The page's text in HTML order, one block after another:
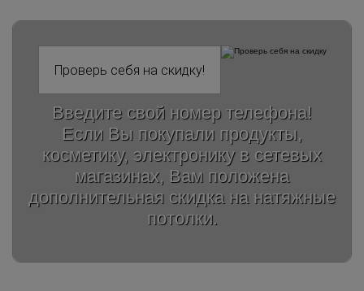
Введите свой номер телефона!
Если Вы покупали продукты,
косметику, электронику в сетевых
магазинах, Вам положена
дополнительная скидка на натяжные
потолки.